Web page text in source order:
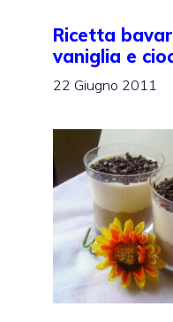
Ricetta
vaniglia e
22 Giugno 2011